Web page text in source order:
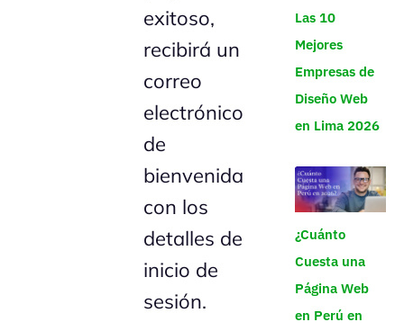
exitoso,
recibirá un
correo
electrónico
de
bienvenida
con los
detalles de
inicio de
sesión.
Las 10
Mejores
Empresas de
Diseño Web
en Lima 2026
¿Cuánto
Cuesta una
Página Web
en Perú en